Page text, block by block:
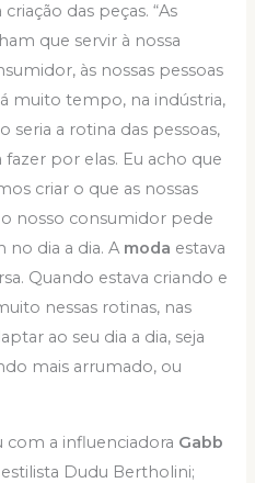
das peças. “As
que servir à nossa
às nossas pessoas
muito tempo, na indústria,
seria a rotina das pessoas,
por elas. Eu acho que
criar o que as nossas
nosso consumidor pede
no dia a dia. A moda estava
Quando estava criando e
nessas rotinas, nas
ao seu dia a dia, seja
mais arrumado, ou
a influenciadora Gabb
Dudu Bertholini;